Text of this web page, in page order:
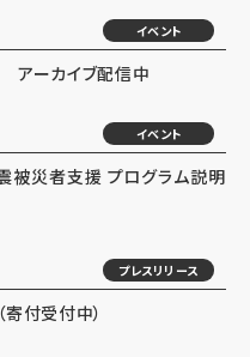
イベント
アーカイブ配信中
イベント
被災者支援 プログラム説明
プレスリリース
付受付中）